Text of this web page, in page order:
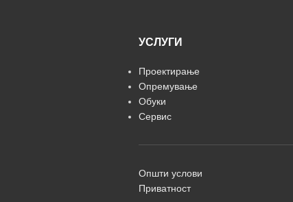
УСЛУГИ
Проектирање
Опремување
Обуки
Сервис
Општи услови
Приватност